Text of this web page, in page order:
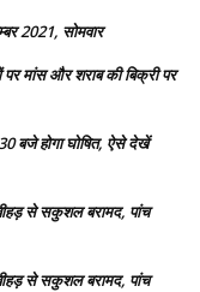
2021, सोमवार
मांस और शराब की बिक्री पर
बजे होगा घोषित, ऐसे देखें
से सकुशल बरामद, पांच
से सकुशल बरामद, पांच